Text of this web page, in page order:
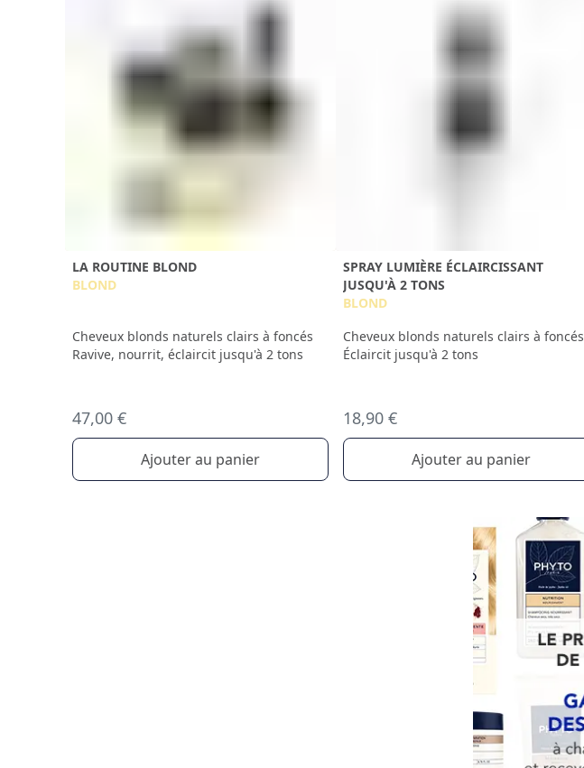
LA ROUTINE BLOND
BLOND
Cheveux blonds naturels clairs à foncés
Ravive, nourrit, éclaircit jusqu'à 2 tons
47,00 €
Ajouter au panier
SPRAY LUMIÈRE ÉCLAIRCISSANT
JUSQU'À 2 TONS
BLOND
Cheveux blonds naturels clairs à foncés
Éclaircit jusqu'à 2 tons
18,90 €
Ajouter au panier